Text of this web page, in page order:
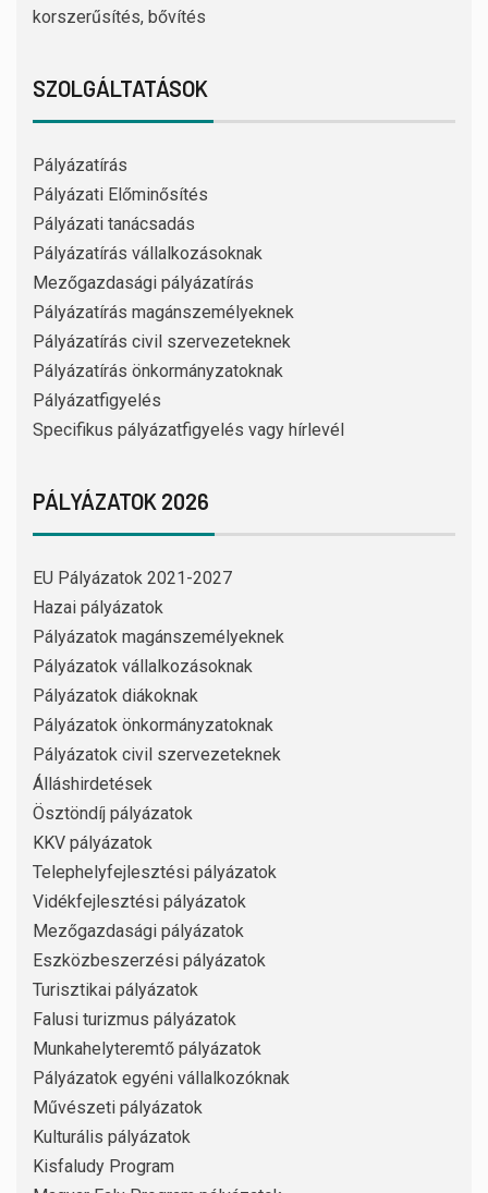
korszerűsítés, bővítés
SZOLGÁLTATÁSOK
Pályázatírás
Pályázati Előminősítés
Pályázati tanácsadás
Pályázatírás vállalkozásoknak
Mezőgazdasági pályázatírás
Pályázatírás magánszemélyeknek
Pályázatírás civil szervezeteknek
Pályázatírás önkormányzatoknak
Pályázatfigyelés
Specifikus pályázatfigyelés vagy hírlevél
PÁLYÁZATOK 2026
EU Pályázatok 2021-2027
Hazai pályázatok
Pályázatok magánszemélyeknek
Pályázatok vállalkozásoknak
Pályázatok diákoknak
Pályázatok önkormányzatoknak
Pályázatok civil szervezeteknek
Álláshirdetések
Ösztöndíj pályázatok
KKV pályázatok
Telephelyfejlesztési pályázatok
Vidékfejlesztési pályázatok
Mezőgazdasági pályázatok
Eszközbeszerzési pályázatok
Turisztikai pályázatok
Falusi turizmus pályázatok
Munkahelyteremtő pályázatok
Pályázatok egyéni vállalkozóknak
Művészeti pályázatok
Kulturális pályázatok
Kisfaludy Program